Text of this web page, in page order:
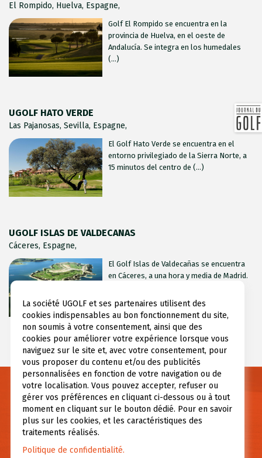
El Rompido, Huelva, Espagne,
Golf El Rompido se encuentra en la
provincia de Huelva, en el oeste de
Andalucía. Se integra en los humedales
(...)
UGOLF HATO VERDE
Las Pajanosas, Sevilla, Espagne,
El Golf Hato Verde se encuentra en el
entorno privilegiado de la Sierra Norte, a
15 minutos del centro de (...)
UGOLF ISLAS DE VALDECANAS
Cáceres, Espagne,
El Golf Islas de Valdecañas se encuentra
en Cáceres, a una hora y media de Madrid.
Necesitas información?
Si tiene alguna pregunta, o necesita más información,
contáctenos.
CONTÁCTENOS
La société UGOLF et ses partenaires utilisent des
cookies indispensables au bon fonctionnement du site,
non soumis à votre consentement, ainsi que des
cookies pour améliorer votre expérience lorsque vous
naviguez sur le site et, avec votre consentement, pour
vous proposer du contenu et/ou des publicités
personnalisées en fonction de votre navigation ou de
votre localisation. Vous pouvez accepter, refuser ou
gérer vos préférences en cliquant ci-dessous ou à tout
moment en cliquant sur le bouton dédié. Pour en savoir
plus sur les cookies, et les caractéristiques des
traitements réalisés.
Politique de confidentialité.